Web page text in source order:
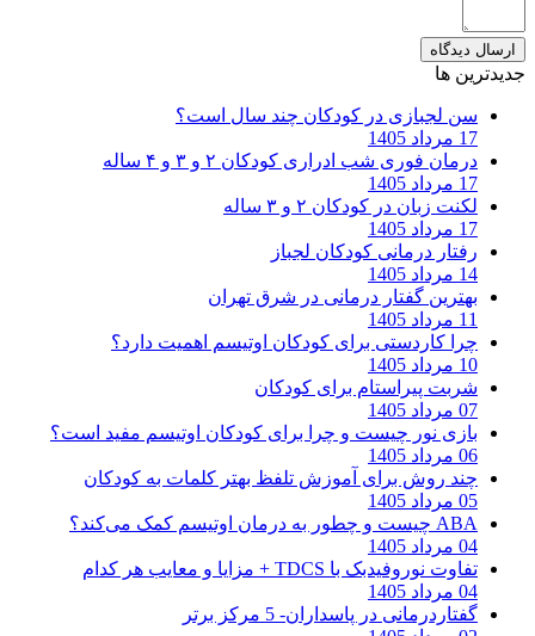
ارسال دیدگاه
جدیدترین ها
سن لجبازی در کودکان چند سال است؟
17 مرداد 1405
درمان فوری شب ادراری کودکان ۲ و ۳ و ۴ ساله
17 مرداد 1405
لکنت زبان در کودکان ۲ و ۳ ساله
17 مرداد 1405
رفتار درمانی کودکان لجباز
14 مرداد 1405
بهترین گفتار درمانی در شرق تهران
11 مرداد 1405
چرا کاردستی برای کودکان اوتیسم اهمیت دارد؟
10 مرداد 1405
شربت پیراستام برای کودکان
07 مرداد 1405
بازی نور چیست و چرا برای کودکان اوتیسم مفید است؟
06 مرداد 1405
چند روش برای آموزش تلفظ بهتر کلمات به کودکان
05 مرداد 1405
ABA چیست و چطور به درمان اوتیسم کمک می‌کند؟
04 مرداد 1405
تفاوت نوروفیدبک با TDCS + مزایا و معایب هر کدام
04 مرداد 1405
گفتاردرمانی در پاسداران- 5 مرکز برتر